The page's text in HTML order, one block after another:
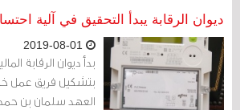
ديوان الرقابة يبدأ التحقيق في آلية
بدأ ديوان الرقابة
بتشكيل فريق عمل
العهد سلمان بن حمد